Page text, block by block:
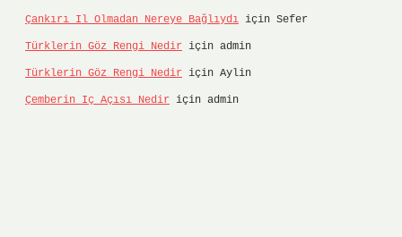
Çankırı Il Olmadan Nereye Bağlıydı için Sefer
Türklerin Göz Rengi Nedir için admin
Türklerin Göz Rengi Nedir için Aylin
Çemberin Iç Açısı Nedir için admin